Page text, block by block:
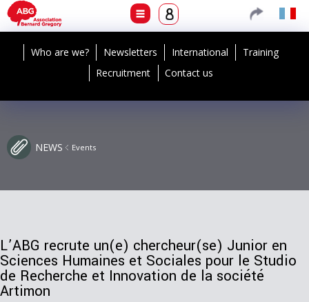
Who are we? Newsletters International
Training
Recruitment
Contact us
NEWS Events
L’ABG recrute un(e) chercheur(se) Junior en
Sciences Humaines et Sociales pour le Studio
de Recherche et Innovation de la société
Artimon